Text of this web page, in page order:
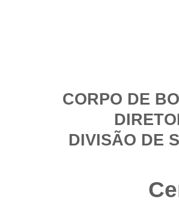
CORPO DE
DIVISÃO DE